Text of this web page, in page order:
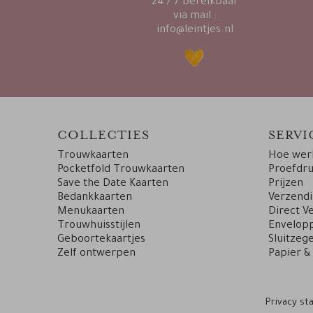
24 / 7 bereikbaar
via mail :
info@leintjes.nl
COLLECTIES
Trouwkaarten
Pocketfold Trouwkaarten
Save the Date Kaarten
Bedankkaarten
Menukaarten
Trouwhuisstijlen
Geboortekaartjes
Zelf ontwerpen
Hoe
Prijzen
Direct
Papier
Privacy